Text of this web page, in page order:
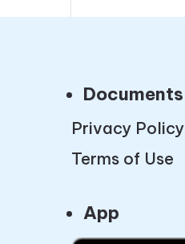
Documents
Privacy Policy
Terms of Use
App